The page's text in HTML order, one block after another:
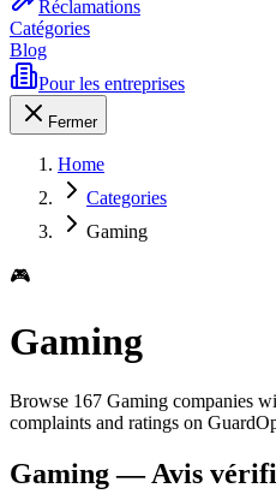
Réclamations
Catégories
Blog
Pour les entreprises
Fermer
Home
Categories
Gaming
🎮
Gaming
Browse 167 Gaming companies
complaints and ratings on
Gaming — Avis